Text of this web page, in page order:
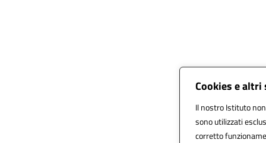
Cookies e
Il nostro Istituto
sono utilizzati
corretto